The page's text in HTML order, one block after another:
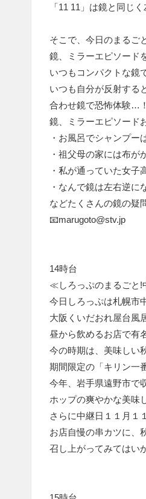
「11 11」は鏡と同じ
そこで、今日のまるご
鏡、ミラーエピソード
いつもコンパクトな鏡
いつも自分が反射する
合わせ鏡で恐怖体験…
鏡、ミラーエピソード
・お風呂でシャンプー
・祖父母の家には布
・私が通っていた女子
・なんで鏡は左右逆に
などたくさんの鏡の疑
📧marugoto@stv.jp
14時台
≪しろっぷのまるごと
今日しろっぷは札幌市
大阪くいだおれ屋台風
昼から飲めるお店で有
今の時期は、美味しい
期間限定の「キリン一
今年、岩手県遠野市で
ホップの爽やかな美味
さらに中継日１１月１
お店自慢の串カツに、
召し上がってみてはい